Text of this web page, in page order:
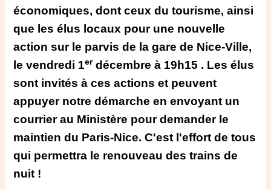
économiques, dont ceux du tourisme, ainsi
que les élus locaux pour une nouvelle
action sur le parvis de la gare de Nice-Ville,
le vendredi 1erdécembre à 19h15 . Les élus
sont invités à ces actions et peuvent
appuyer notre démarche en envoyant un
courrier au Ministère pour demander le
maintien du Paris-Nice. C'est l'effort de tous
qui permettra le renouveau des trains de
nuit !